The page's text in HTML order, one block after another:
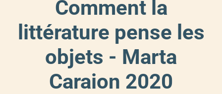
Comment la
littérature pense les
objets - Marta
Caraion 2020